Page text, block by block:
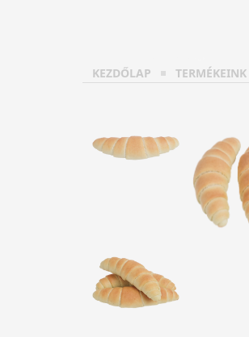
KEZDŐLAP TERMÉKEINK